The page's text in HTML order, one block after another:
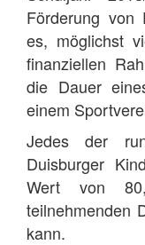
Förderung
es, möglichst
finanziellen
die Dauer
einem
Jedes der
Duisburger
Wert von
teilnehmenden
kann.